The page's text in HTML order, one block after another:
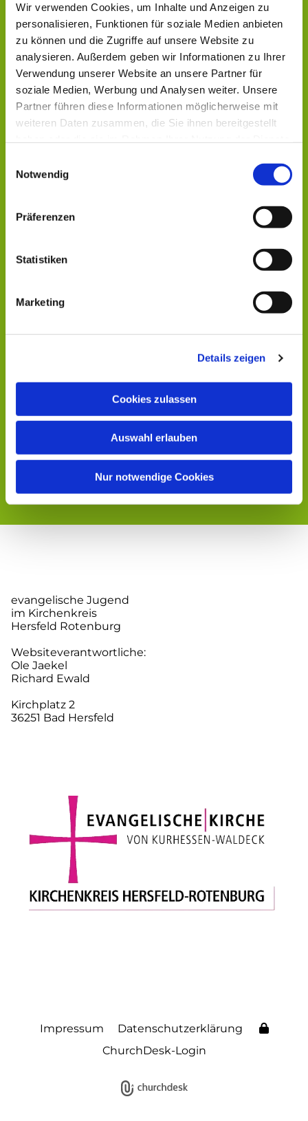
Wir verwenden Cookies, um Inhalte und Anzeigen zu
personalisieren, Funktionen für soziale Medien anbieten
zu können und die Zugriffe auf unsere Website zu
analysieren. Außerdem geben wir Informationen zu Ihrer
Verwendung unserer Website an unsere Partner für
soziale Medien, Werbung und Analysen weiter. Unsere
Partner führen diese Informationen möglicherweise mit
weiteren Daten zusammen, die Sie ihnen bereitgestellt
Notwendig
Präferenzen
Statistiken
Marketing
Details zeigen
Cookies zulassen
Auswahl erlauben
Nur notwendige Cookies
Tel.: 0151 14170618
Dies könnte Sie auch
evangelische Jugend
im Kirchenkreis
Hersfeld Rotenburg
Websiteverantwortliche:
Ole Jaekel
Richard Ewald
Kirchplatz 2
36251 Bad Hersfeld
Impressum
Datenschutzerklärung
ChurchDesk-Login